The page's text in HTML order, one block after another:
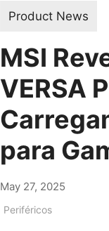
Product News
MSI
VERSA
para
May 27, 2025
Periféricos